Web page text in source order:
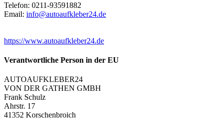
Telefon: 0211-93591882
Email: info@autoaufkleber24.de
https://www.autoaufkleber24.de
Verantwortliche Person in der EU
AUTOAUFKLEBER24
VON DER GATHEN GMBH
Frank Schulz
Ahrstr. 17
41352 Korschenbroich